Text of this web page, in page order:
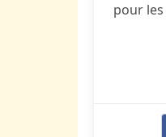
pour